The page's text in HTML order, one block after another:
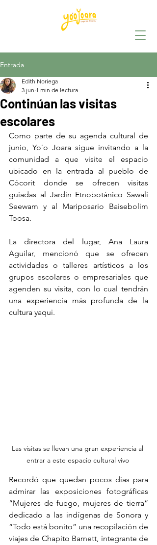
Entrada
Continúan las visitas
escolares
Edith Noriega
3 jun 1 min de lectura
Como parte de su agenda cultural de
junio, Yo´o Joara sigue invitando a la
comunidad a que visite el espacio
ubicado en la entrada al pueblo de
Cócorit donde se ofrecen visitas
guiadas al Jardín Etnobotánico Sawali
Seewam y al Mariposario Baisebolim
Toosa.
La directora del lugar, Ana Laura
Aguilar, mencionó que se ofrecen
actividades o talleres artísticos a los
grupos escolares o empresariales que
agenden su visita, con lo cual tendrán
una experiencia más profunda de la
cultura yaqui.
Las visitas se llevan una gran experiencia al
entrar a este espacio cultural vivo
Recordó que quedan pocos días para
admirar las exposiciones fotográficas
“Mujeres de fuego, mujeres de tierra”
dedicado a las indígenas de Sonora y
“Todo está bonito” una recopilación de
viajes de Chapito Barnett, integrante de